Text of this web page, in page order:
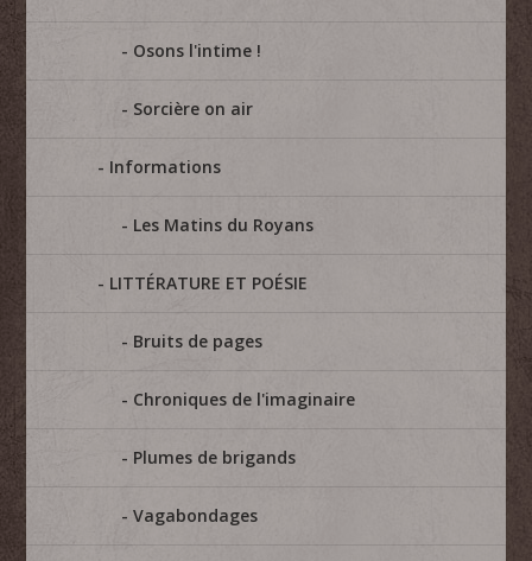
Osons l'intime !
Sorcière on air
Informations
Les Matins du Royans
LITTÉRATURE ET POÉSIE
Bruits de pages
Chroniques de l'imaginaire
Plumes de brigands
Vagabondages